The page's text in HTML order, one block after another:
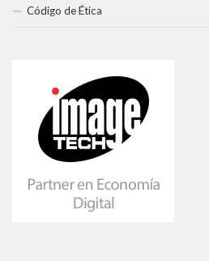
Código de Ética